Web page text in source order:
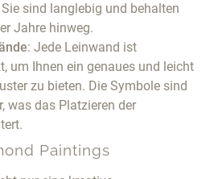
sind langlebig und behalten
Jahre hinweg.
: Jede Leinwand ist
um Ihnen ein genaues und leicht
zu bieten. Die Symbole sind
was das Platzieren der
Paintings